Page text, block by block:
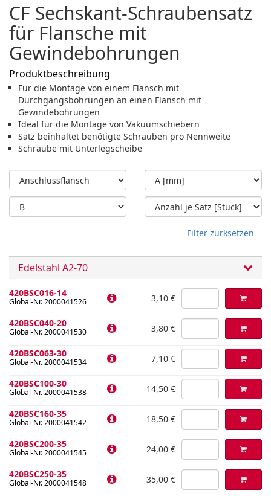
CF Sechskant-Schraubensatz
für Flansche mit
Gewindebohrungen
Produktbeschreibung
Für die Montage von einem Flansch mit
Durchgangsbohrungen an einen Flansch mit
Gewindebohrungen
Ideal für die Montage von Vakuumschiebern
Satz beinhaltet benötigte Schrauben pro Nennweite
Schraube mit Unterlegscheibe
Filter zurksetzen
Edelstahl A2-70
420BSC016-14
Global-Nr. 2000041526 3,10 €
420BSC040-20
Global-Nr. 2000041530 3,80 €
420BSC063-30
Global-Nr. 2000041534 7,10 €
420BSC100-30
Global-Nr. 2000041538 14,50 €
420BSC160-35
Global-Nr. 2000041542 18,50 €
420BSC200-35
Global-Nr. 2000041545 24,00 €
420BSC250-35
Global-Nr. 2000041548 35,00 €